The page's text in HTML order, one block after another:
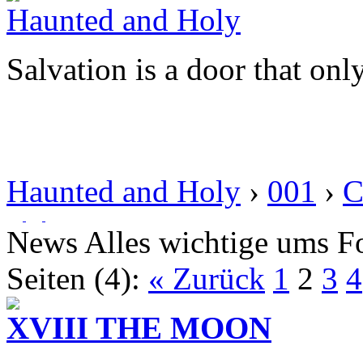
Haunted and Holy
Salvation is a door that
Haunted and Holy › 001 ›
News Alles wichtige ums
Seiten (4): « Zurück 1 2 3 4
XVIII THE MOON